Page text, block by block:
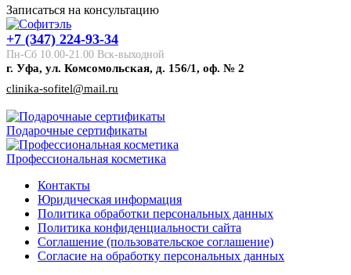
Записаться на консультацию
+7 (347) 224-93-34
Пн-Сб 10.00-21.00 Вск-выходной
г. Уфа, ул. Комсомольская, д. 156/1, оф. № 2
clinika-sofitel@mail.ru
Подарочные сертификаты
Профессиональная косметика
Контакты
Юридическая информация
Политика обработки персональных данных
Политика конфиденциальности сайта
Соглашение (пользовательское соглашение)
Согласие на обработку персональных данных